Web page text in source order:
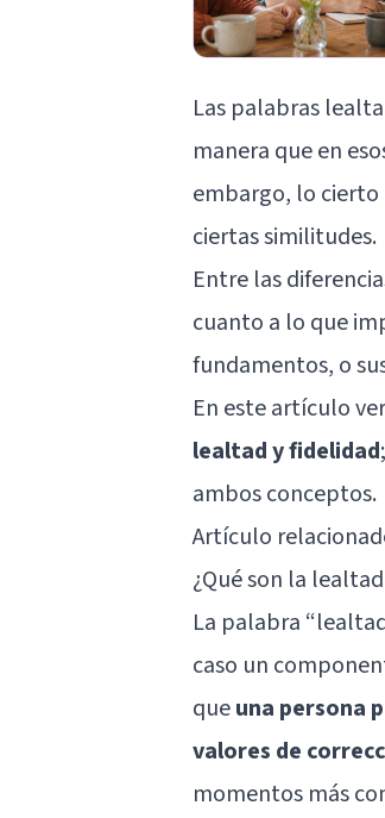
Las palabras
manera que en
embargo, lo cierto
ciertas similitudes.
Entre las
cuanto a lo que
fundamentos, o
En este artículo
lealtad y fidelidad
ambos conceptos.
Artículo
¿Qué son la
La palabra
caso un
queuna persona
valores de
momentos más